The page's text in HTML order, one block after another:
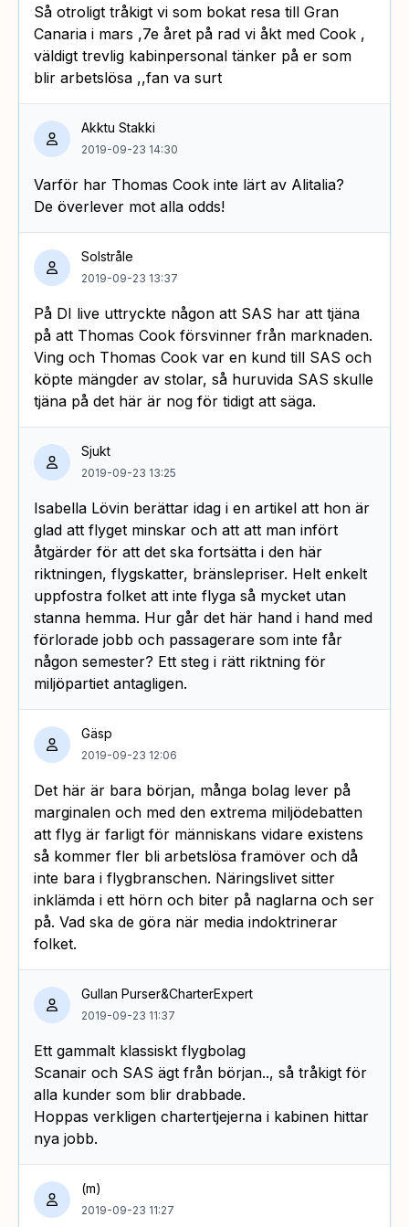
Så otroligt tråkigt vi som bokat resa till Gran
Canaria i mars ,7e året på rad vi åkt med Cook ,
väldigt trevlig kabinpersonal tänker på er som
blir arbetslösa ,,fan va surt
Akktu Stakki
2019-09-23 14:30
Varför har Thomas Cook inte lärt av Alitalia?
De överlever mot alla odds!
Solstråle
2019-09-23 13:37
På DI live uttryckte någon att SAS har att tjäna
på att Thomas Cook försvinner från marknaden.
Ving och Thomas Cook var en kund till SAS och
köpte mängder av stolar, så huruvida SAS skulle
tjäna på det här är nog för tidigt att säga.
Sjukt
2019-09-23 13:25
Isabella Lövin berättar idag i en artikel att hon är
glad att flyget minskar och att att man infört
åtgärder för att det ska fortsätta i den här
riktningen, flygskatter, bränslepriser. Helt enkelt
uppfostra folket att inte flyga så mycket utan
stanna hemma. Hur går det här hand i hand med
förlorade jobb och passagerare som inte får
någon semester? Ett steg i rätt riktning för
miljöpartiet antagligen.
Gäsp
2019-09-23 12:06
Det här är bara början, många bolag lever på
marginalen och med den extrema miljödebatten
att flyg är farligt för människans vidare existens
så kommer fler bli arbetslösa framöver och då
inte bara i flygbranschen. Näringslivet sitter
inklämda i ett hörn och biter på naglarna och ser
på. Vad ska de göra när media indoktrinerar
folket.
Gullan Purser&CharterExpert
2019-09-23 11:37
Ett gammalt klassiskt flygbolag
Scanair och SAS ägt från början.., så tråkigt för
alla kunder som blir drabbade.
Hoppas verkligen chartertjejerna i kabinen hittar
nya jobb.
(m)
2019-09-23 11:27